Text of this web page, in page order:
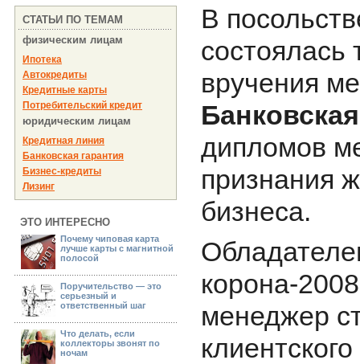
СТАТЬИ ПО ТЕМАМ
физическим лицам
Ипотека
Автокредиты
Кредитные карты
Потребительский кредит
юридическим лицам
Кредитная линия
Банковская гарантия
Бизнес-кредиты
Лизинг
ЭТО ИНТЕРЕСНО
Почему чиповая карта
лучше карты с магнитной
полосой
Поручительство — это
серьезный и
ответственный шаг
Что делать, если
коллекторы звонят по
ночам
В
состоялась
вручения
дипломов
признания
бизнеса.
корона-
менеджер